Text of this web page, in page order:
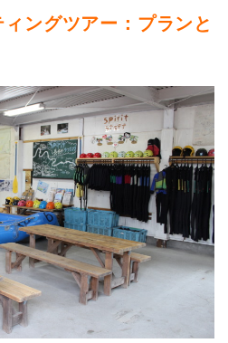
ングツアー：プランと